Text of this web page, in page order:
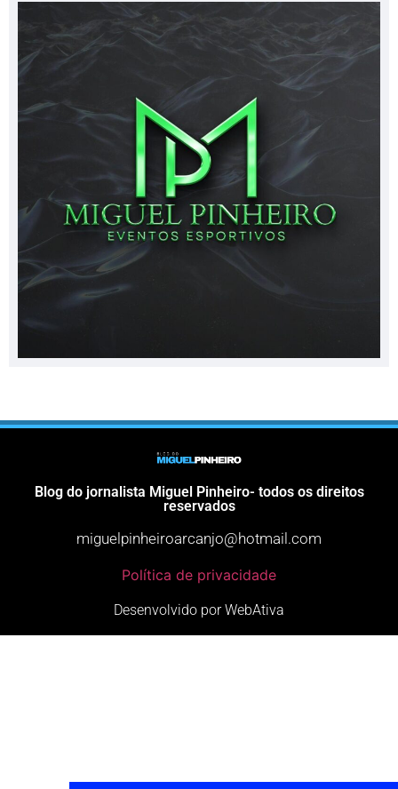
Blog do jornalista Miguel Pinheiro- todos os direitos
reservados
miguelpinheiroarcanjo@hotmail.com
Política de privacidade
Desenvolvido por WebAtiva